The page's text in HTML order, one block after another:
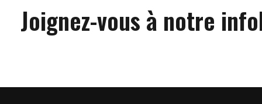
Joignez-vous à notre